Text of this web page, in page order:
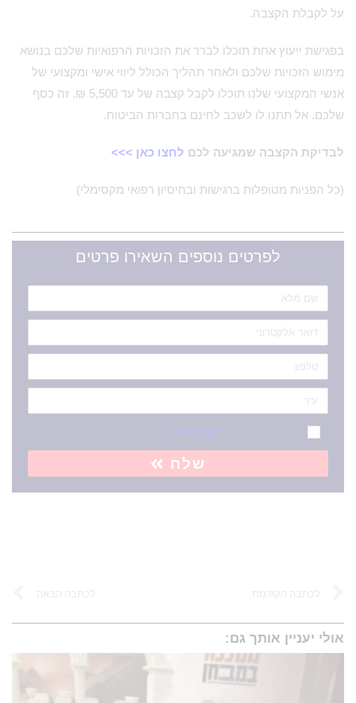
על לקבלת הקצבה.
בפגישת ייעוץ אחת תוכלו לברר את הזכויות הרפואיות שלכם בנושא
מימוש הזכויות שלכם ולאחר תהליך הכולל ליווי אישי ומקצועי של
אנשי המקצועי שלנו תוכלו לקבל קצבה של עד 5,500 ₪. זה כסף
שלכם. אל תתנו לו לשכב לחינם בחברות הביטוח.
לבדיקת הקצבה שמגיעה לכם לחצו כאן >>>
(כל הפניות מטופלות ברגישות ובחיסיון רפואי מקסימלי)
לפרטים נוספים השאירו פרטים
תקנון האתר
שלח
אולי יעניין אותך גם: